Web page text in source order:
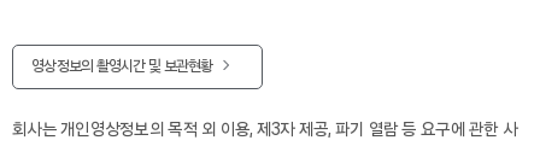
영상정보의 촬영시간 및 보관현황
회사는 개인영상정보의 목적 외 이용, 제3자 제공, 파기 열람 등 요구에 관한 사